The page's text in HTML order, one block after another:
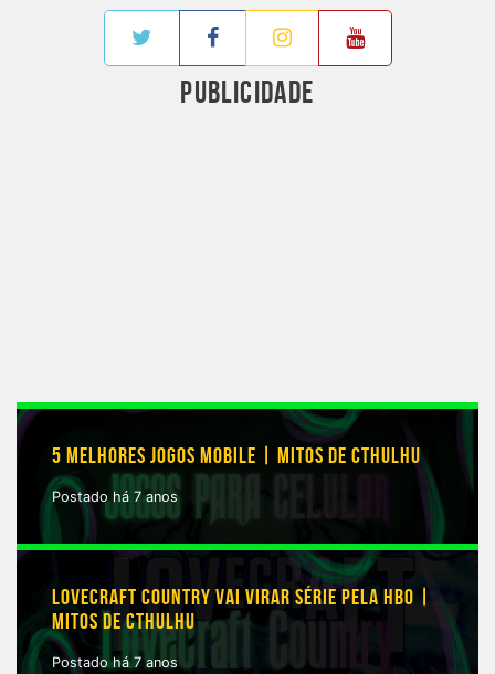
PUBLICIDADE
5 MELHORES JOGOS MOBILE | MITOS DE CTHULHU
Postado há 7 anos
LOVECRAFT COUNTRY VAI VIRAR SÉRIE PELA HBO |
MITOS DE CTHULHU
Postado há 7 anos